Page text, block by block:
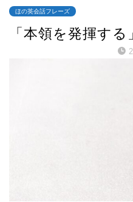
ほの英会話フレーズ
「本領を発揮す